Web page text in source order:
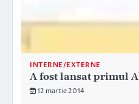
INTERNE/EXTERNE
A fost lansat primul
12 martie 2014